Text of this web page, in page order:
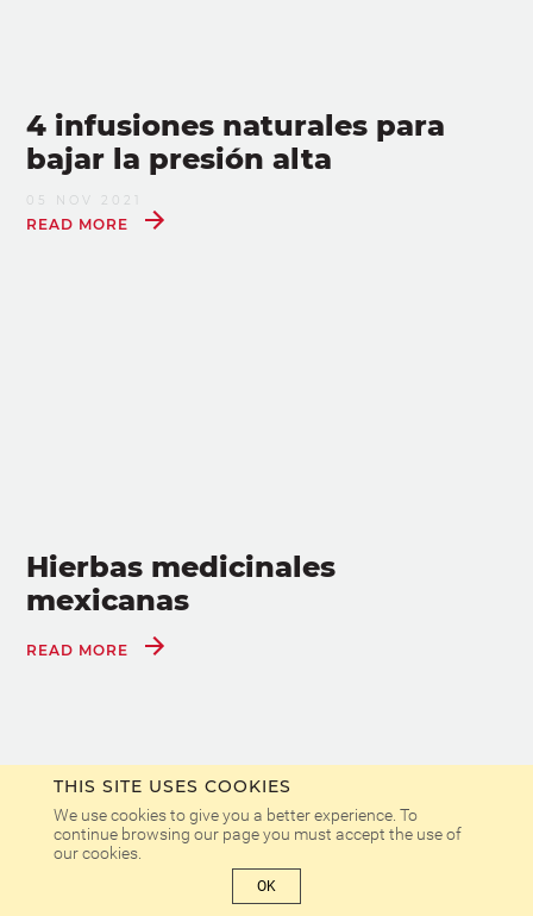
4 infusiones naturales para
bajar la presión alta
05 NOV 2021
READ MORE
Hierbas medicinales
mexicanas
READ MORE
THIS SITE USES COOKIES
We use cookies to give you a better experience. To
continue browsing our page you must accept the use of
our cookies.
OK